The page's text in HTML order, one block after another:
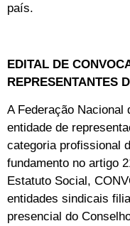
país.
EDITAL DE
REPRESENTANTES
A Federação Nacional
entidade de
categoria profissional
fundamento no artigo
Estatuto Social,
entidades sindicais
presencial do